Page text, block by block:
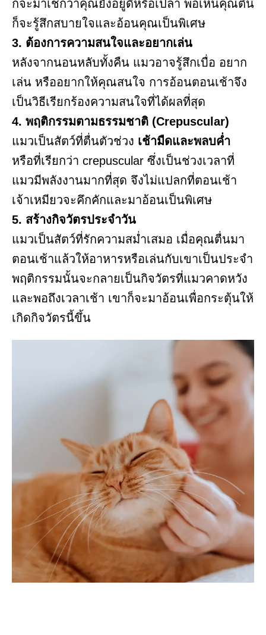
ก็จะมาเช็กว่าคุณยังอยู่ดีหรือเปล่า พอเห็นคุณตื่น
ก็จะรู้สึกสบายใจและอ้อนคุณเป็นพิเศษ
3. ต้องการความสนใจและอยากเล่น
หลังจากนอนหลับทั้งคืน แมวอาจรู้สึกเบื่อ อยาก
เล่น หรืออยากให้คุณสนใจ การอ้อนตอนเช้าจึง
เป็นวิธีเรียกร้องความสนใจที่ได้ผลที่สุด
4. พฤติกรรมตามธรรมชาติ (Crepuscular)
แมวเป็นสัตว์ที่ตื่นตัวช่วง เช้ามืดและพลบค่ำ
หรือที่เรียกว่า crepuscular ซึ่งเป็นช่วงเวลาที่
แมวมีพลังงานมากที่สุด จึงไม่แปลกที่ตอนเช้า
เจ้าเหมียวจะคึกคักและมาอ้อนเป็นพิเศษ
5. สร้างกิจวัตรประจำวัน
แมวเป็นสัตว์ที่รักความสม่ำเสมอ เมื่อคุณตื่นมา
ตอนเช้าแล้วให้อาหารหรือเล่นกับเขาเป็นประจำ
พฤติกรรมนั้นจะกลายเป็นกิจวัตรที่แมวคาดหวัง
และพอถึงเวลาเช้า เขาก็จะมาอ้อนเพื่อกระตุ้นให้
เกิดกิจวัตรนี้ขึ้น